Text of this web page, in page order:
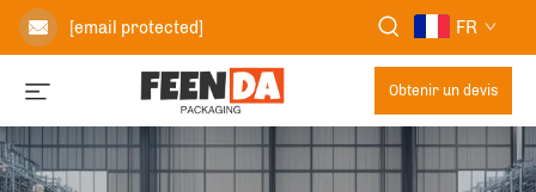
[email protected] FR
Obtenir un devis